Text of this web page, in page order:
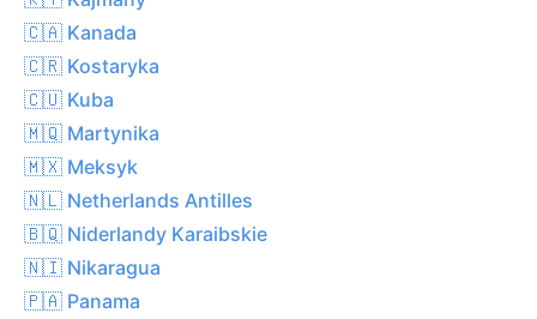
🇨🇦 Kanada
🇨🇷 Kostaryka
🇨🇺 Kuba
🇲🇶 Martynika
🇲🇽 Meksyk
🇳🇱 Netherlands Antilles
🇧🇶 Niderlandy Karaibskie
🇳🇮 Nikaragua
🇵🇦 Panama